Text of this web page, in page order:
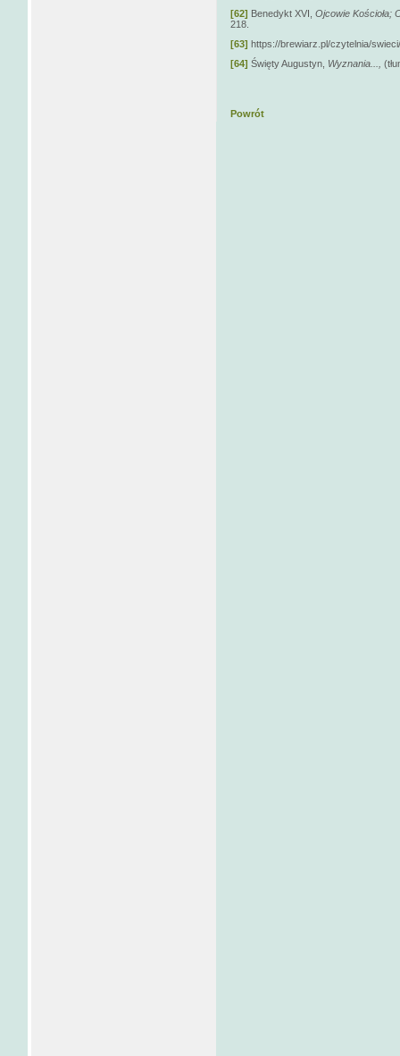
[62] Benedykt XVI, Ojcowie Kościoła;
218.
[63] https://brewiarz.pl/czytelnia/
[64] Święty Augustyn, Wyznania...,
Powrót